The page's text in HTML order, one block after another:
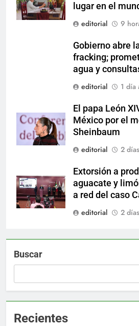
lugar en el
editorial
9
Gobierno abre
fracking;
agua y
editorial
1 día
El papa León
México por el
Sheinbaum
editorial
2
Extorsión a
aguacate y
a red del caso
editorial
2
Buscar
Recientes